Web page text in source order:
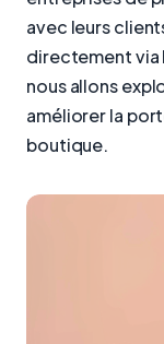
avec leurs
directement via
nous allons
améliorer la
boutique.